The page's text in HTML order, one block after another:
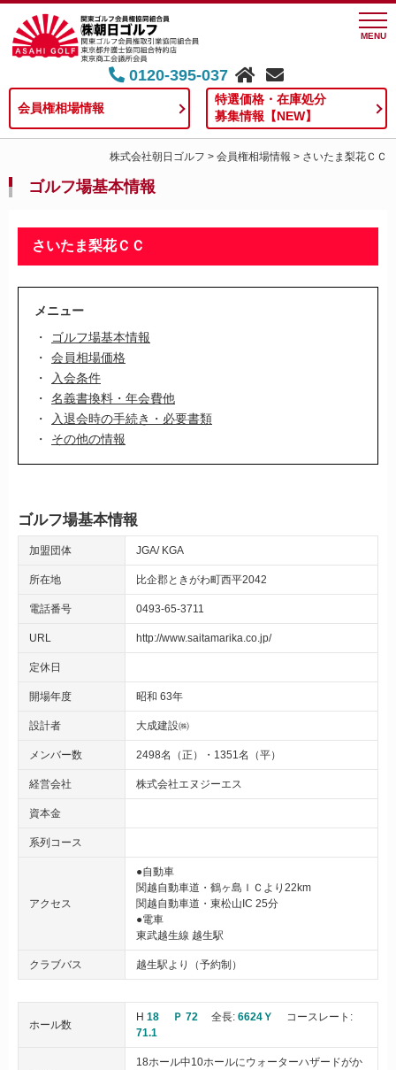
MENU
0120-395-037
会員権相場情報
特選価格・在庫処分
募集情報【NEW】
株式会社朝日ゴルフ > 会員権相場情報 > さいたま梨花ＣＣ
ゴルフ場基本情報
さいたま梨花ＣＣ
メニュー
ゴルフ場基本情報
会員相場価格
入会条件
名義書換料・年会費他
入退会時の手続き・必要書類
その他の情報
ゴルフ場基本情報
加盟団体 JGA KGA
所在地 比企郡ときがわ町西平2042
電話番号 0493-65-3711
URL http://www.saitamarika.co.jp/
定休日
開場年度 昭和 63年
設計者 大成建設㈱
メンバー数 2498名（正）・1351名（平）
経営会社 株式会社エヌジーエス
資本金
系列コース
アクセス
●自動車
関越自動車道・鶴ヶ島ＩＣより22km
関越自動車道・東松山IC 25分
●電車
東武越生線 越生駅
クラブバス 越生駅より（予約制）
ホール数
H 18 Ｐ 72 全長: 6624Ｙ
コースレート:
71.1
18ホール中10ホールにウォーターハザードがか